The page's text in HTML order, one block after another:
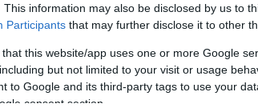
This information may also be disclosed by us to
Participants that may further disclose it to other
that this website/app uses one or more Google
but not limited to your visit or usage
to Google and its third-party tags to use your
consent section.